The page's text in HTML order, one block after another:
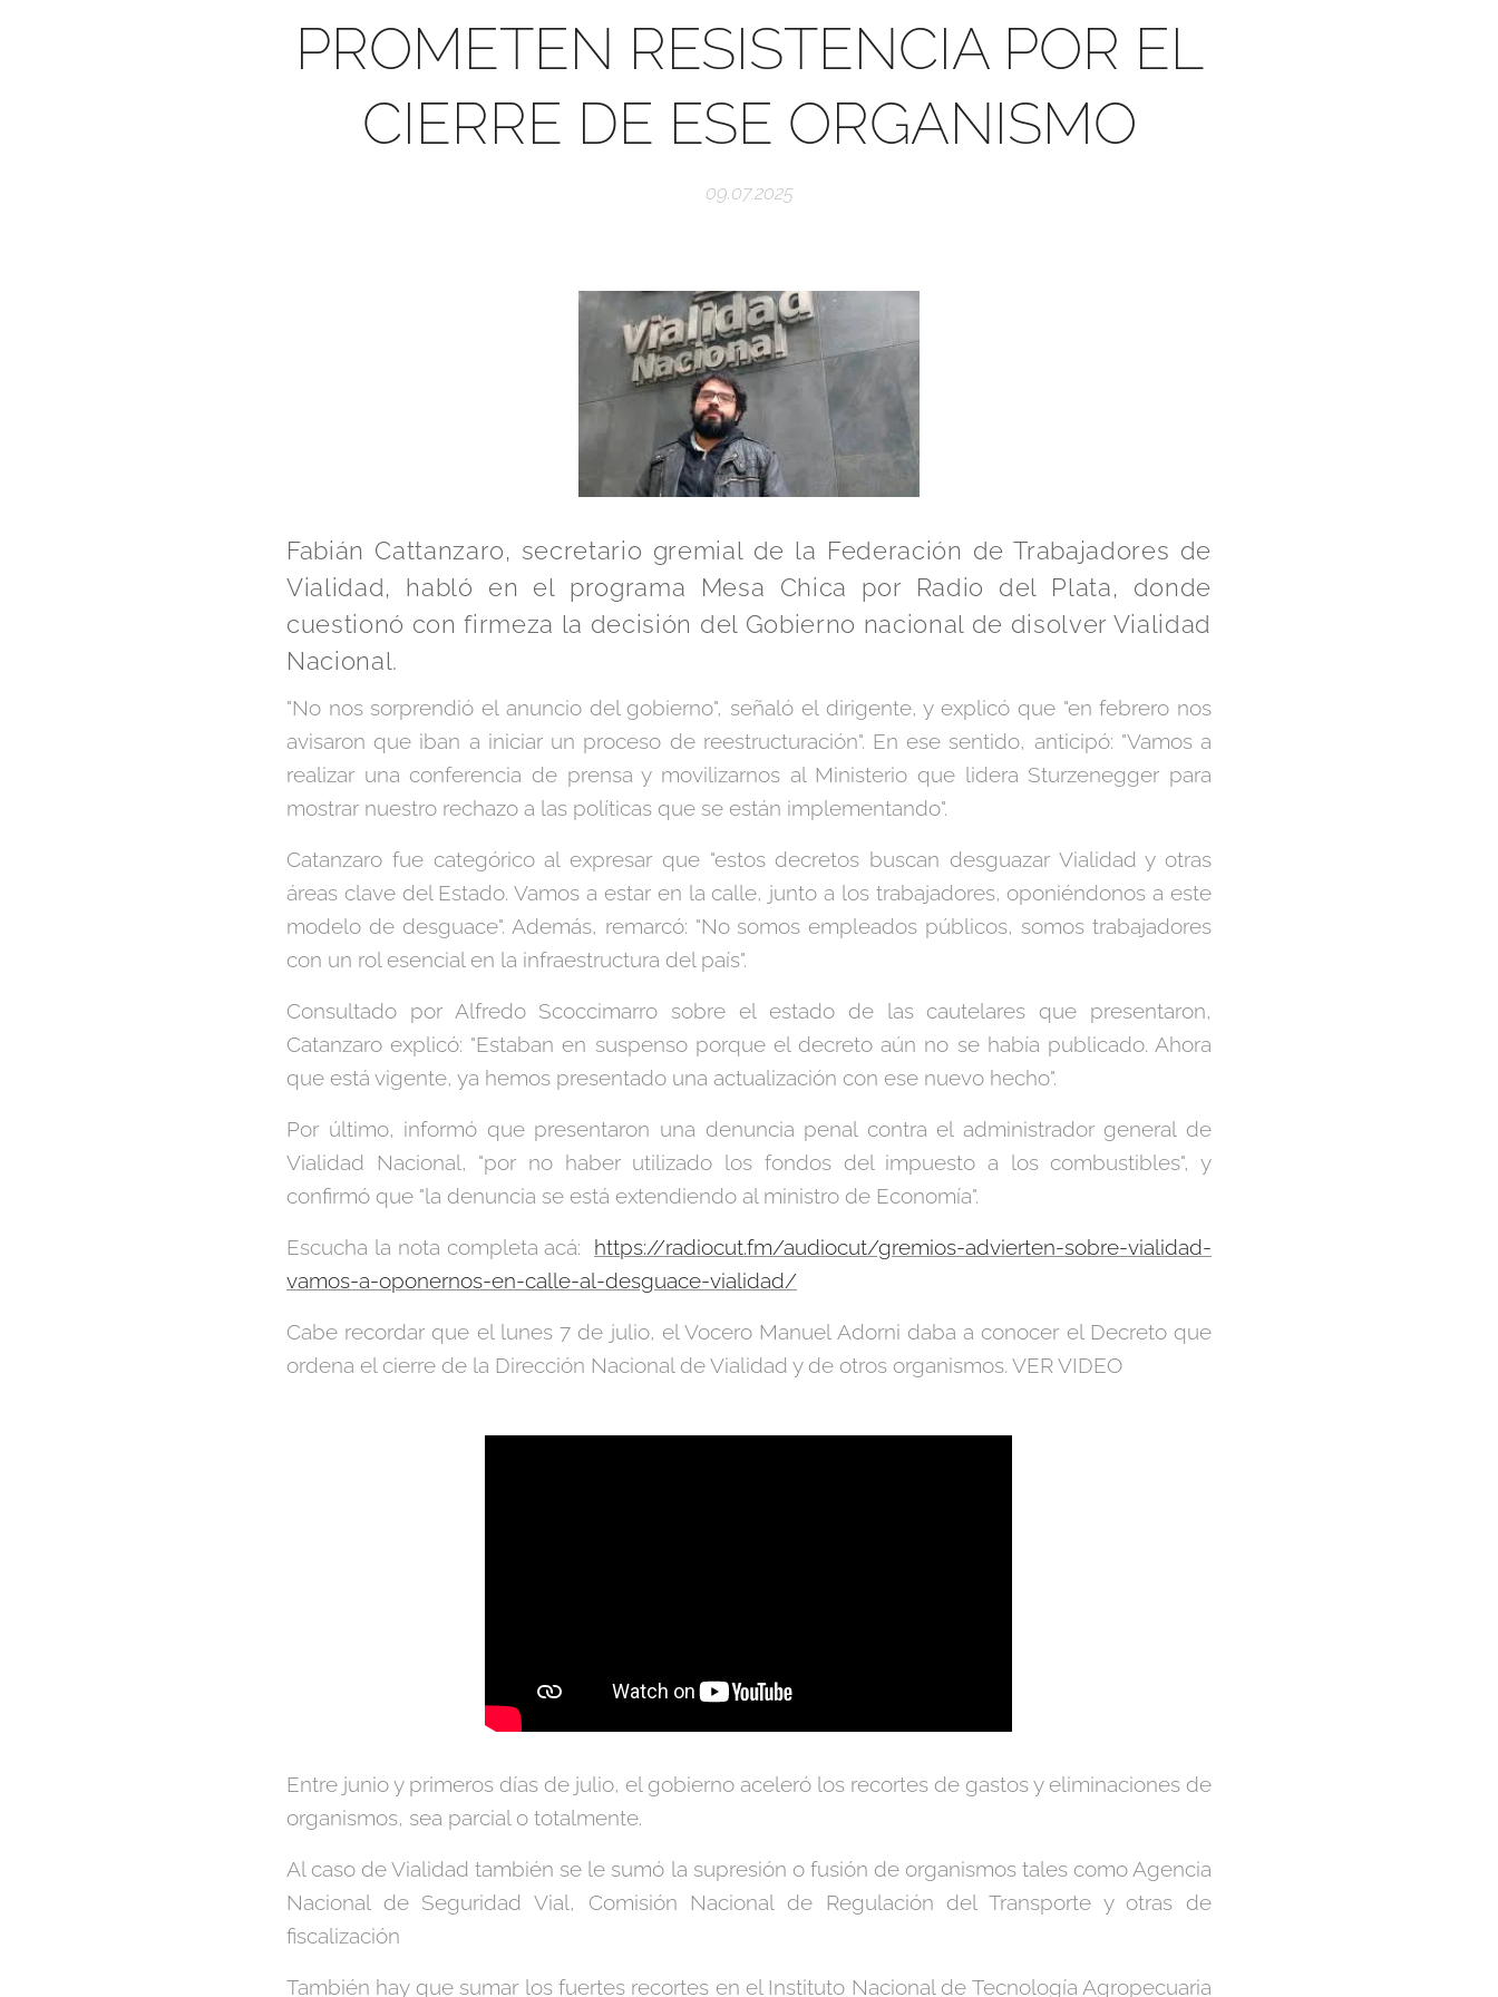
PROMETEN RESISTENCIA POR EL
CIERRE DE ESE ORGANISMO
09.07.2025
Fabián Cattanzaro, secretario gremial de la Federación de Trabajadores de
Vialidad, habló en el programa Mesa Chica por Radio del Plata, donde
cuestionó con firmeza la decisión del Gobierno nacional de disolver Vialidad
Nacional.
"No nos sorprendió el anuncio del gobierno", señaló el dirigente, y explicó que "en febrero nos
avisaron que iban a iniciar un proceso de reestructuración". En ese sentido, anticipó: "Vamos a
realizar una conferencia de prensa y movilizarnos al Ministerio que lidera Sturzenegger para
mostrar nuestro rechazo a las políticas que se están implementando".
Catanzaro fue categórico al expresar que "estos decretos buscan desguazar Vialidad y otras
áreas clave del Estado. Vamos a estar en la calle, junto a los trabajadores, oponiéndonos a este
modelo de desguace". Además, remarcó: "No somos empleados públicos, somos trabajadores
con un rol esencial en la infraestructura del país".
Consultado por Alfredo Scoccimarro sobre el estado de las cautelares que presentaron,
Catanzaro explicó: "Estaban en suspenso porque el decreto aún no se había publicado. Ahora
que está vigente, ya hemos presentado una actualización con ese nuevo hecho".
Por último, informó que presentaron una denuncia penal contra el administrador general de
Vialidad Nacional, "por no haber utilizado los fondos del impuesto a los combustibles", y
confirmó que "la denuncia se está extendiendo al ministro de Economía".
Escucha la nota completa acá: https://radiocut.fm/audiocut/gremios-advierten-sobre-vialidad-
vamos-a-oponernos-en-calle-al-desguace-vialidad/
Cabe recordar que el lunes 7 de julio, el Vocero Manuel Adorni daba a conocer el Decreto que
ordena el cierre de la Dirección Nacional de Vialidad y de otros organismos. VER VIDEO
Entre junio y primeros días de julio, el gobierno aceleró los recortes de gastos y eliminaciones de
organismos, sea parcial o totalmente.
Al caso de Vialidad también se le sumó la supresión o fusión de organismos tales como Agencia
Nacional de Seguridad Vial, Comisión Nacional de Regulación del Transporte y otras de
fiscalización
También hay que sumar los fuertes recortes en el Instituto Nacional de Tecnología Agropecuaria